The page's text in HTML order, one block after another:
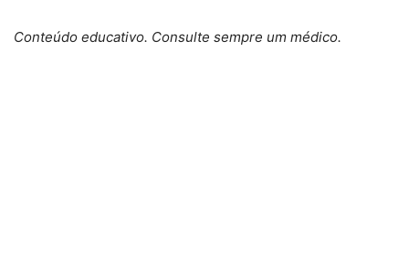
Conteúdo educativo. Consulte sempre um médico.